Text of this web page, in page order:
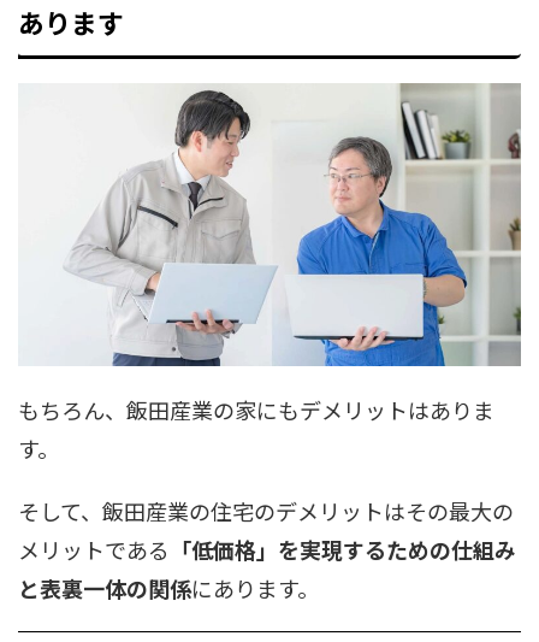
あります
もちろん、飯田産業の家にもデメリットはありま
す。
そして、飯田産業の住宅のデメリットはその最大の
メリットである 「低価格」を実現するための仕組み
と表裏一体の関係にあります。